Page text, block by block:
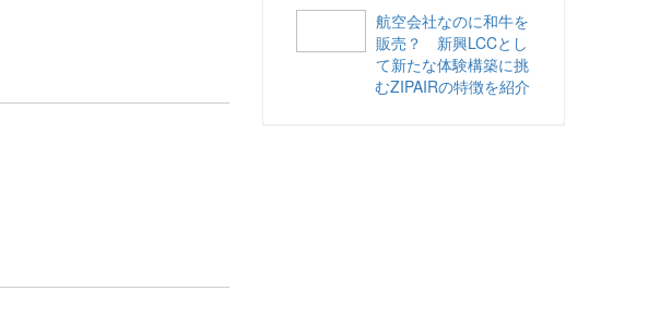
航空会社なのに和牛を
販売？ 新興LCCとし
て新たな体験構築に挑
むZIPAIRの特徴を紹介